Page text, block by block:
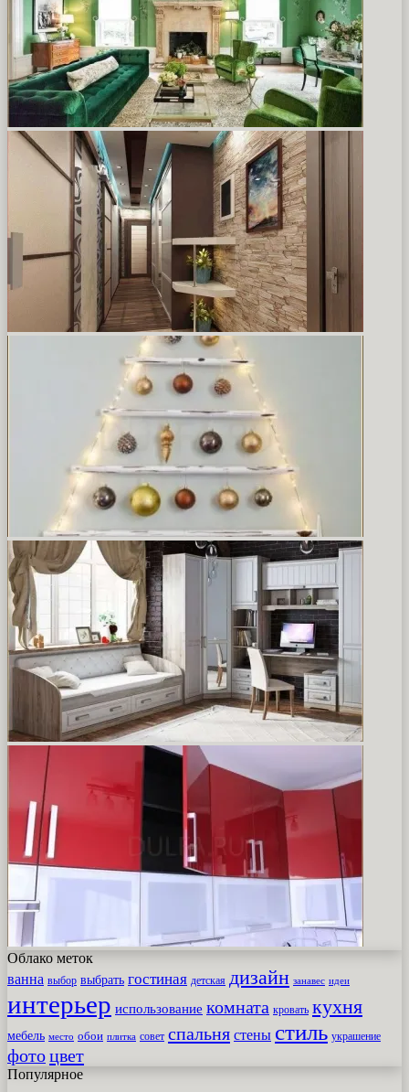
Облако меток
ванна выбор выбрать гостиная детская дизайн занавес идеи
интерьер использование комната кровать кухня
мебель место обои плитка совет спальня стены стиль украшение
фотоцвет
Популярное